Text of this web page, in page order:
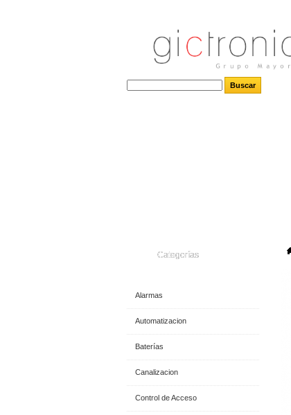
Categorías
Alarmas
Automatizacion
Baterías
Canalizacion
Control de Acceso